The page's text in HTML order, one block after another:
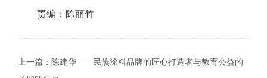
责编：陈丽竹
上一篇： 陈建华——民族涂料品牌的匠心打造者与教育公益的